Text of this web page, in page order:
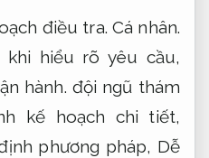
điều tra.Cá nhân.
khi hiểu rõ yêu cầu,
hành. đội ngũ thám
kế hoạch chi tiết,
phương pháp, Dễ